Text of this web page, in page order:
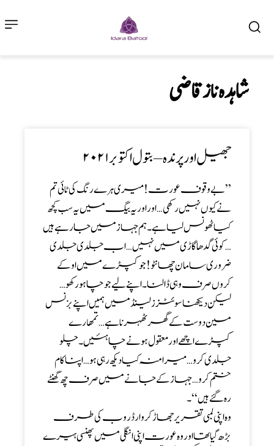
شاہدہ ناز قاضی
جھیل اور پرندہ – بتول اکتوبر ۲۰۲۱
’’بے وقوف عورت! میری ہرے رنگ کی ٹائی تم
نے کیوں نہیں رکھی … اور اور یہ بیگ میں یہ سب کچھ
کیا ٹھونس لیا ہے۔ہم جہاز میں جا رہے ہیں
… کوئی گدھا گاڑی میں نہیں … اب جلدی جلدی
ضروری سامان چھانٹو! جو کپڑے میں اوکے
کروں صرف وہی ڈالنا۔ اپنے لیے جو چاہو رکھو …
لیکن دیکھنا سوئٹززلینڈ میں ہمیں اپنے بزنس
مین دوست کے گھر ٹھہرنا ہے… تمھارے
کپڑے اچھے اور معقول ہونے چاہئیں۔ چلو
جلدی کرو… میرا منہ کیا دیکھ رہی ہو … اپنا کام
ختم کرو … جہاز کے جانے میں صرف چھ گھنٹے
رہ گئے ہیں‘‘۔
وہ اپنی لمبی تقریر جھاڑ کر وارڈ روب کی طرف
بڑھ گیا تھا اور وہ عورت اپنی انگلی میں پھنسی ہیرے